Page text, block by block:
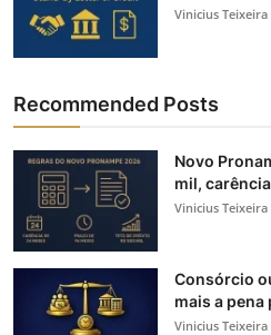
Vinicius Teixeira
Recommended Posts
Novo
mil,
Vinicius Teixeira
Consórcio
mais a pena
Vinicius Teixeira